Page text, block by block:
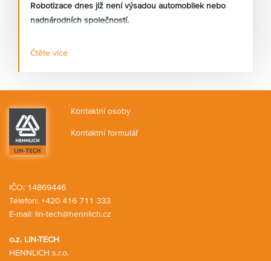
Robotizace dnes již není výsadou automobilek nebo
nadnárodních společností.
Stále častěji se s požadavky na automatizaci setkávám i
nedostatek kvalifikovaných pracovníků, rostoucí mzdové
náklady nebo požadavky na stabilní kvalitu výroby.
Čtěte více
Kontaktní osoby
Kontaktní formulář
o.z. LIN-TECH
HENNLICH s.r.o.
IČO: 14869446
Telefon: +420 416 711 333
E-mail: lin-tech@hennlich.cz